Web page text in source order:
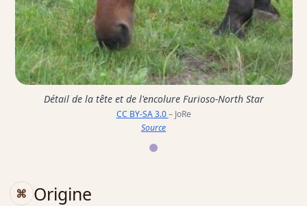
Détail de la tête et de l'encolure Furioso-North Star
CC BY-SA 3.0– JoRe
Source
Origine